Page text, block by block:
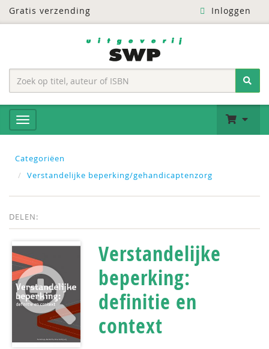
Gratis verzending Inloggen
Categoriëen
Verstandelijke beperking/gehandicaptenzorg
DELEN:
Verstandelijke
beperking:
definitie en
context